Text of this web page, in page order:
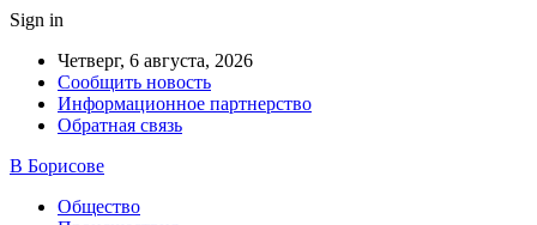
Sign in
Четверг, 6 августа, 2026
Сообщить новость
Информационное партнерство
Обратная связь
В Борисове
Общество